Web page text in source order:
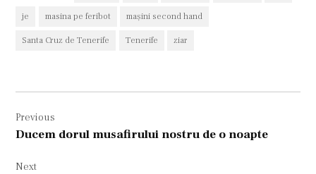
je masina pe feribot maşini second hand
Santa Cruz de Tenerife Tenerife ziar
în
articole
Previous
Ducem dorul musafirului nostru de o noapte
Next